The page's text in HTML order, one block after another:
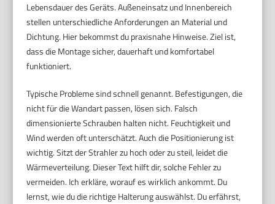
Lebensdauer des Geräts. Außeneinsatz und Innenbereich
stellen unterschiedliche Anforderungen an Material und
Dichtung. Hier bekommst du praxisnahe Hinweise. Ziel ist,
dass die Montage sicher, dauerhaft und komfortabel
funktioniert.
Typische Probleme sind schnell genannt. Befestigungen, die
nicht für die Wandart passen, lösen sich. Falsch
dimensionierte Schrauben halten nicht. Feuchtigkeit und
Wind werden oft unterschätzt. Auch die Positionierung ist
wichtig. Sitzt der Strahler zu hoch oder zu steil, leidet die
Wärmeverteilung. Dieser Text hilft dir, solche Fehler zu
vermeiden. Ich erkläre, worauf es wirklich ankommt. Du
lernst, wie du die richtige Halterung auswählst. Du erfährst,